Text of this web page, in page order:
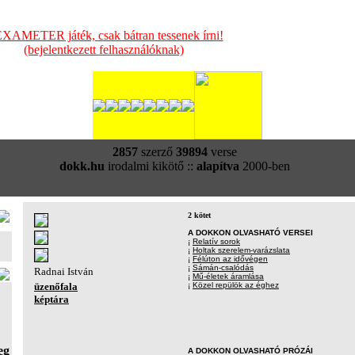
játék, csak bátran tessenek írni!
(bejelentkezett felhasználóknak)
2857szerző 39894verse
dokk.hu irodalmi kikötő :: alapítva 2000-ben
Radnai István
üzenőfala
képtára
2 kötet
A DOKKON OLVASHATÓ VERSEI
¡ Relatív sorok
¡ Holtak szerelem-varázslata
¡ Félúton az idővégen
¡ Sámán-csalódás
¡ Mű-életek áramlása
¡ Közel repülök az éghez
A DOKKON OLVASHATÓ PRÓZÁI